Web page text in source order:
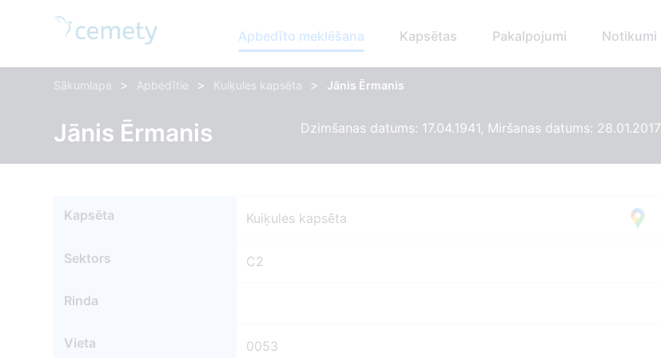
Apbedīto meklēšana Kapsētas Pakalpojumi Notikumi
Sākumlapa > Apbedītie > Kuiķules kapsēta > Jānis Ērmanis
Jānis Ērmanis Dzimšanas datums: 17.04.1941, Miršanas datums: 28.01.2017
Kapsēta Kuiķules kapsēta
Sektors C2
Rinda
Vieta 0053